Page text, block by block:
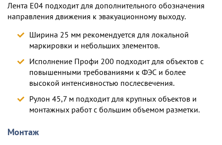
Лента E04 подходит для дополнительного обозначения
направления движения к эвакуационному выходу.
Ширина 25 мм рекомендуется для локальной
маркировки и небольших элементов.
Исполнение Профи 200 подходитдля объектов с
повышенными требованиями к ФЭС и более
высокой интенсивностью послесвечения.
Рулон 45,7 м подходит для крупных объектов и
монтажных работ с большим объемом разметки.
Монтаж